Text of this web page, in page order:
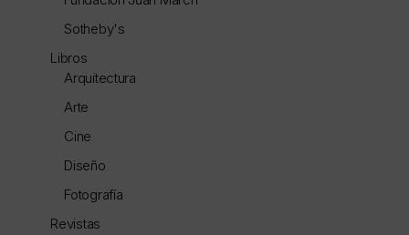
Sotheby's
Libros
Arquitectura
Arte
Cine
Diseño
Fotografía
Revistas